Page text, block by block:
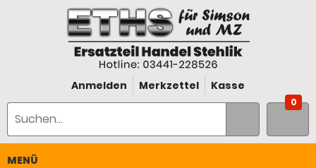
Anmelden Merkzettel Kasse
0
MENÜ